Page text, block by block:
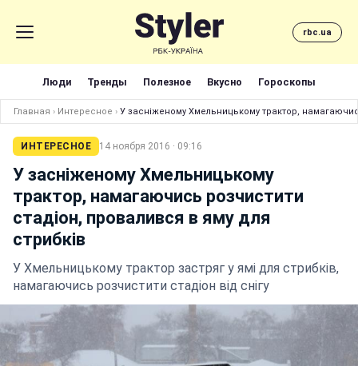
rbc.ua
Люди Тренды Полезное Вкусно Гороскопы
Главная › Интересное › У засніженому Хмельницькому трактор,
ИНТЕРЕСНОЕ 14 ноября 2016 · 09:16
У засніженому Хмельницькому
трактор, намагаючись розчистити
стадіон, провалився в яму для
стрибків
У Хмельницькому трактор застряг у ямі для стрибків,
намагаючись розчистити стадіон від снігу